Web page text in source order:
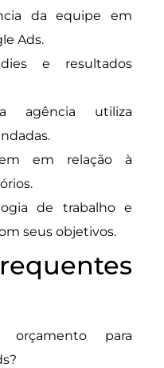
da equipe em
Ads.
e resultados
agência utiliza
em relação à
de trabalho e
seus objetivos.
para